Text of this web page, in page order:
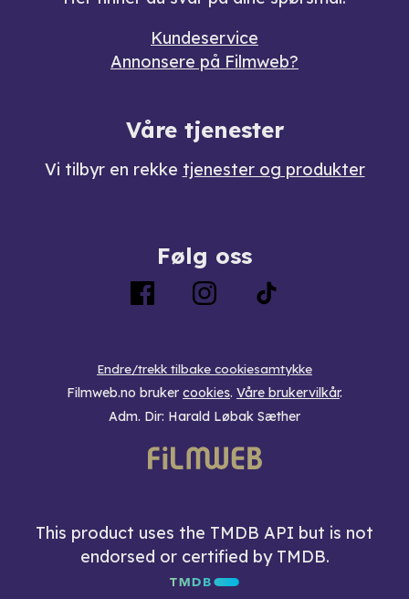
Kundeservice
Annonsere på Filmweb?
Våre tjenester
Vi tilbyr en rekke tjenester og produkter
Følg oss
Endre/trekk tilbake cookiesamtykke
Filmweb.no bruker cookies. Våre brukervilkår.
Adm. Dir: Harald Løbak Sæther
This product uses the TMDB API but is not
endorsed or certified by TMDB.